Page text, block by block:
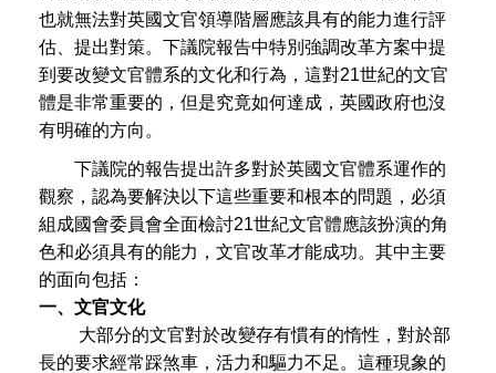
也就無法對英國文官領導階層應該具有的能力進行評
估、提出對策。下議院報告中特別強調改革方案中提
到要改變文官體系的文化和行為，這對21世紀的文官
體是非常重要的，但是究竟如何達成，英國政府也沒
有明確的方向。
下議院的報告提出許多對於英國文官體系運作的
觀察，認為要解決以下這些重要和根本的問題，必須
組成國會委員會全面檢討21世紀文官體應該扮演的角
色和必須具有的能力，文官改革才能成功。其中主要
的面向包括：
一、文官文化
大部分的文官對於改變存有慣有的惰性，對於部
長的要求經常踩煞車，活力和驅力不足。這種現象的